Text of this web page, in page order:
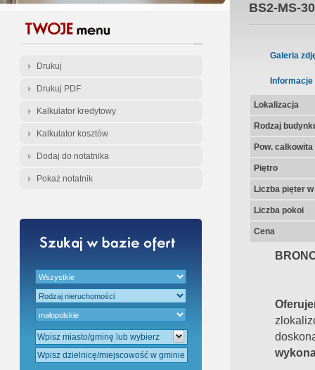
Gwarancja Zwrotu Zadatku
Gratis - Przedwstępna Umowa
Drukuj
Drukuj PDF
Kalkulator kredytowy
Kalkulator kosztów
Dodaj do notatnika
Pokaż notatnik
BS2-MS-
Galeria
Informacje
Lokalizacja
Rodzaj
Pow.
Piętro
Liczba pięter
Liczba pokoi
Cena